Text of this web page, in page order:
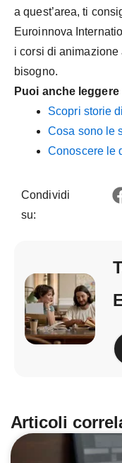
a quest’area, ti
Euroinnova
i corsi di
bisogno.
Puoi anche
Scopri storie
Cosa sono le
Conoscere le
Condividi
su:
Articoli